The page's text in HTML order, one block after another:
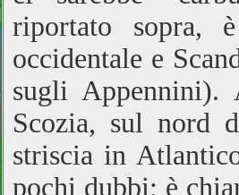
riportato sopra,
occidentale e
sugli
Scozia, sul nord
striscia in
pochi dubbi; è